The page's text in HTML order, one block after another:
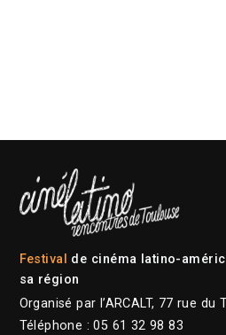
Festival de cinéma latino-
sa région
Organisé par l’ARCALT, 77 rue du
Téléphone : 05 61 32 98 83